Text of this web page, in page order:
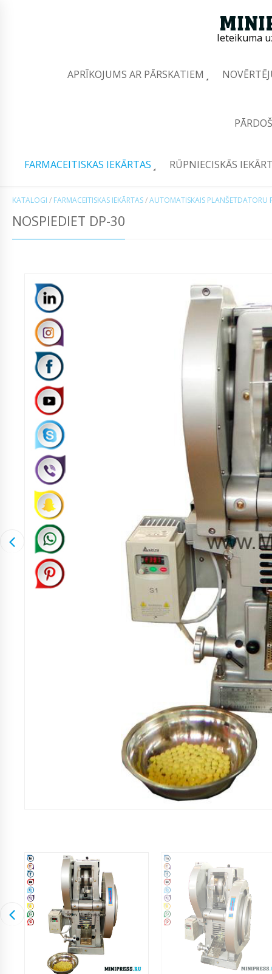
Ieteikuma
APRĪKOJUMS AR PĀRSKATIEM
FARMACEITISKAS IEKĀRTAS RŪPNIECISKĀS
KATALOGI / FARMACEITISKAS IEKĀRTAS/AUTOMATISKAIS PLANŠETDATORU
NOSPIEDIET DP-30